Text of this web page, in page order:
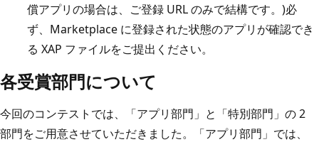
償アプリの場合は、ご登録 URL のみで結構です。)必
ず、Marketplace に登録された状態のアプリが確認でき
る XAP ファイルをご提出ください。
各受賞部門について
今回のコンテストでは、「アプリ部門」と「特別部門」の 2
部門をご用意させていただきました。「アプリ部門」では、